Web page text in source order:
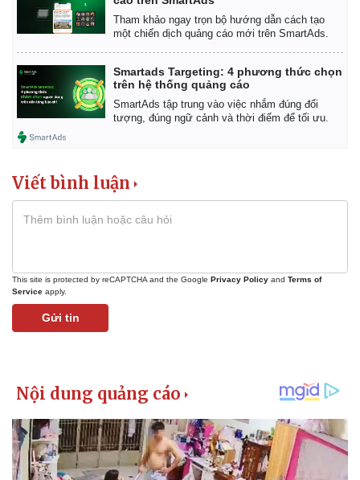
Tham khảo ngay trọn bộ hướng dẫn cách tạo
một chiến dịch quảng cáo mới trên SmartAds.
Smartads Targeting: 4 phương thức chọn
trên hệ thống quảng cáo
SmartAds tập trung vào việc nhắm đúng đối
tượng, đúng ngữ cảnh và thời điểm để tối ưu.
Viết bình luận
This site is protected by reCAPTCHA and the Google Privacy Policy and Terms of
Service apply.
Gửi tin